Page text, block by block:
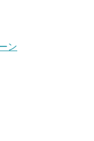
ン